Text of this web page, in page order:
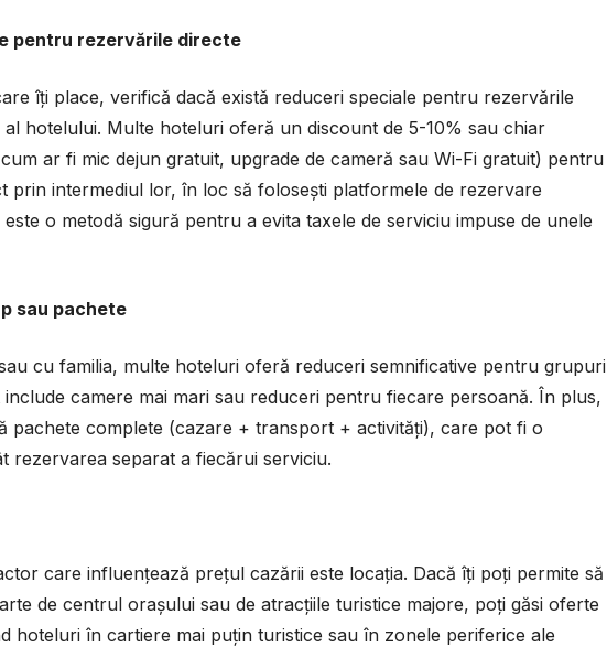
pentru rezervările directe
îți place, verifică dacă există reduceri speciale pentru rezervările
hotelului. Multe hoteluri oferă un discount de 5-10% sau chiar
ar fi mic dejun gratuit, upgrade de cameră sau Wi-Fi gratuit) pentru
prin intermediul lor, în loc să folosești platformele de rezervare
o metodă sigură pentru a evita taxele de serviciu impuse de unele
sau pachete
cu familia, multe hoteluri oferă reduceri semnificative pentru grupuri
camere mai mari sau reduceri pentru fiecare persoană. În plus,
pachete complete (cazare + transport + activități), care pot fi o
rezervarea separat a fiecărui serviciu.
care influențează prețul cazării este locația. Dacă îți poți permite să
de centrul orașului sau de atracțiile turistice majore, poți găsi oferte
hoteluri în cartiere mai puțin turistice sau în zonele periferice ale